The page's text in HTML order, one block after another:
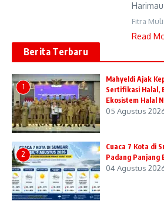
Fitra
Read
Berita Terbaru
1
Mahyeldi Ajak
Sertifikasi Halal,
Ekosistem Halal
05 Agustus
2
Cuaca 7 Kota di
Padang Panjang
04 Agustus